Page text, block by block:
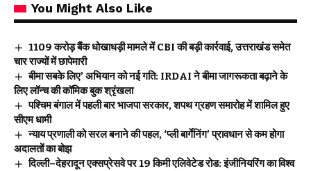
You Might Also Like
₹1109 करोड़ बैंक धोखाधड़ी मामले में CBI की बड़ी कार्रवाई, उत्तराखंड समेत
चार राज्यों में छापेमारी
बीमा सबके लिए’ अभियान को नई गति: IRDAI ने बीमा जागरूकता बढ़ाने के
लिए लॉन्च की कॉमिक बुक श्रृंखला
पश्चिम बंगाल में पहली बार भाजपा सरकार, शपथ ग्रहण समारोह में शामिल हुए
सीएम धामी
न्याय प्रणाली को सरल बनाने की पहल, ‘प्ली बार्गेनिंग’ प्रावधान से कम होगा
अदालतों का बोझ
दिल्ली–देहरादून एक्सप्रेसवे पर 19 किमी एलिवेटेड रोड: इंजीनियरिंग का विश्व